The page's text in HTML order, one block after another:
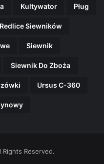
Kultywator Pług
Redlice Siewników
Siewnik
Siewnik Do Zboża
Ursus C-360
Reserved.